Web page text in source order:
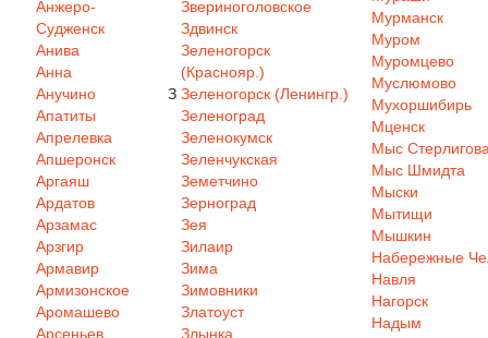
Анжеро-
Судженск
Анива
Анна
Анучино
Апатиты
Апрелевка
Апшеронск
Аргаяш
Ардатов
Арзамас
Арзгир
Армавир
Армизонское
Аромашево
Арсеньев
З
Звериноголовское
Здвинск
Зеленогорск
(Краснояр.)
Зеленогорск (Ленингр.)
Зеленоград
Зеленокумск
Зеленчукская
Земетчино
Зерноград
Зея
Зилаир
Зима
Зимовники
Златоуст
Злынка
Мурманск
Муром
Муромцево
Муслюмово
Мухоршибирь
Мценск
Мыс
Мыс Шмидта
Мыски
Мытищи
Мышкин
Набережные
Навля
Нагорск
Надым